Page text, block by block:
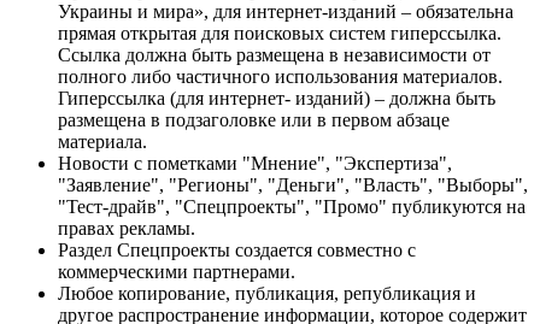
Украины и мира», для интернет-изданий – обязательна
прямая открытая для поисковых систем гиперссылка.
Ссылка должна быть размещена в независимости от
полного либо частичного использования материалов.
Гиперссылка (для интернет- изданий) – должна быть
размещена в подзаголовке или в первом абзаце
материала.
Новости с пометками "Мнение", "Экспертиза",
"Заявление", "Регионы", "Деньги", "Власть", "Выборы",
"Тест-драйв", "Спецпроекты", "Промо" публикуются на
правах рекламы.
Раздел Спецпроекты создается совместно с
коммерческими партнерами.
Любое копирование, публикация, републикация и
другое распространение информации, которое содержит